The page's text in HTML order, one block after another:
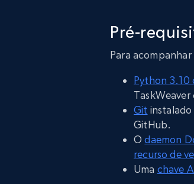
Pré-
Para
Python 3.10
TaskWeaver
Git
GitHub.
Odaemon
recurso de
Uma chave